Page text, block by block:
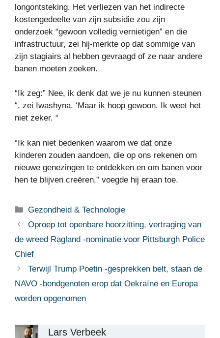
longontsteking. Het verliezen van het indirecte
kostengedeelte van zijn subsidie ​​zou zijn
onderzoek “gewoon volledig vernietigen” en die
infrastructuur, zei hij-merkte op dat sommige van
zijn stagiairs al hebben gevraagd of ze naar andere
banen moeten zoeken.
“Ik zeg:” Nee, ik denk dat we je nu kunnen steunen
“, zei Iwashyna. ‘Maar ik hoop gewoon. Ik weet het
niet zeker. “
“Ik kan niet bedenken waarom we dat onze
kinderen zouden aandoen, die op ons rekenen om
nieuwe genezingen te ontdekken en om banen voor
hen te blijven creëren,” voegde hij eraan toe.
Categorieën
Gezondheid & Technologie
Oproep tot openbare hoorzitting, vertraging van
de wreed Ragland -nominatie voor Pittsburgh Police
Chief
Terwijl Trump Poetin -gesprekken belt, staan ​​de
NAVO -bondgenoten erop dat Oekraïne en Europa
worden opgenomen
Lars Verbeek